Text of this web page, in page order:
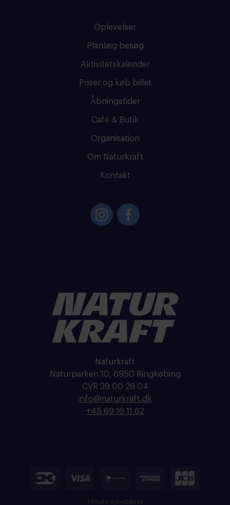
Oplevelser
Planlæg besøg
Aktivitetskalender
Priser og køb billet
Åbningstider
Café & Butik
Organisation
Om Naturkraft
Kontakt
Naturkraft
Naturparken 10, 6950 Ringkøbing
CVR 39 00 26 04
info@naturkraft.dk
+45 69 16 11 62
Tilmeld nyhedsbrev